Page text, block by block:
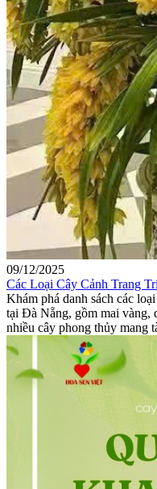
09/12/2025
Các Loại Cây Cảnh Trang
Khám phá danh sách các
tại Đà Nẵng, gồm mai vàng,
nhiều cây phong thủy mang